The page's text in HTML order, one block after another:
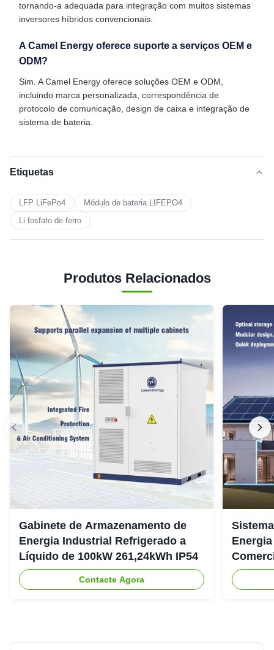
tornando-a adequada para integração com muitos sistemas
inversores híbridos convencionais.
A Camel Energy oferece suporte a serviços OEM e
ODM?
Sim. A Camel Energy oferece soluções OEM e ODM,
incluindo marca personalizada, correspondência de
protocolo de comunicação, design de caixa e integração de
sistema de bateria.
Etiquetas
LFP LiFePo4
Módulo de bateria LIFEPO4
Li fosfato de ferro
Produtos Relacionados
Gabinete de Armazenamento de
Energia Industrial Refrigerado a
Líquido de 100kW 261,24kWh IP54
Contacte Agora